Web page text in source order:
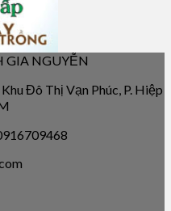
GIA NGUYỄN
Đô Thị Vạn Phúc, P. Hiệp